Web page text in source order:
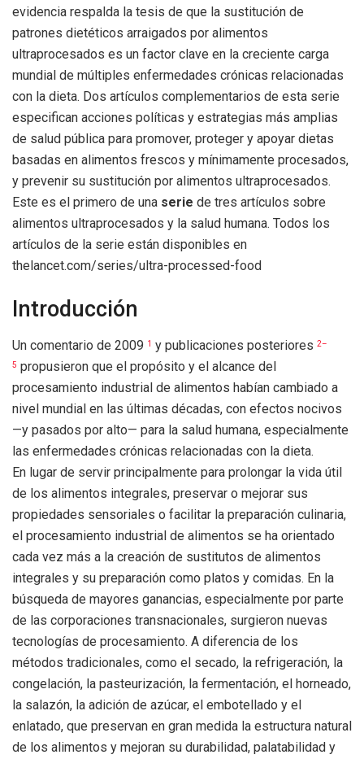
evidencia respalda la tesis de que la sustitución de
patrones dietéticos arraigados por alimentos
ultraprocesados ​​es un factor clave en la creciente carga
mundial de múltiples enfermedades crónicas relacionadas
con la dieta. Dos artículos complementarios de esta serie
especifican acciones políticas y estrategias más amplias
de salud pública para promover, proteger y apoyar dietas
basadas en alimentos frescos y mínimamente procesados,
y prevenir su sustitución por alimentos ultraprocesados.
Este es el primero de una serie de tres artículos sobre
alimentos ultraprocesados ​​y la salud humana. Todos los
artículos de la serie están disponibles en
thelancet.com/series/ultra-processed-food
Introducción
Un comentario de 2009 1 y publicaciones posteriores 2–
5 propusieron que el propósito y el alcance del
procesamiento industrial de alimentos habían cambiado a
nivel mundial en las últimas décadas, con efectos nocivos
—y pasados ​​por alto— para la salud humana, especialmente
las enfermedades crónicas relacionadas con la dieta.
En lugar de servir principalmente para prolongar la vida útil
de los alimentos integrales, preservar o mejorar sus
propiedades sensoriales o facilitar la preparación culinaria,
el procesamiento industrial de alimentos se ha orientado
cada vez más a la creación de sustitutos de alimentos
integrales y su preparación como platos y comidas. En la
búsqueda de mayores ganancias, especialmente por parte
de las corporaciones transnacionales, surgieron nuevas
tecnologías de procesamiento. A diferencia de los
métodos tradicionales, como el secado, la refrigeración, la
congelación, la pasteurización, la fermentación, el horneado,
la salazón, la adición de azúcar, el embotellado y el
enlatado, que preservan en gran medida la estructura natural
de los alimentos y mejoran su durabilidad, palatabilidad y